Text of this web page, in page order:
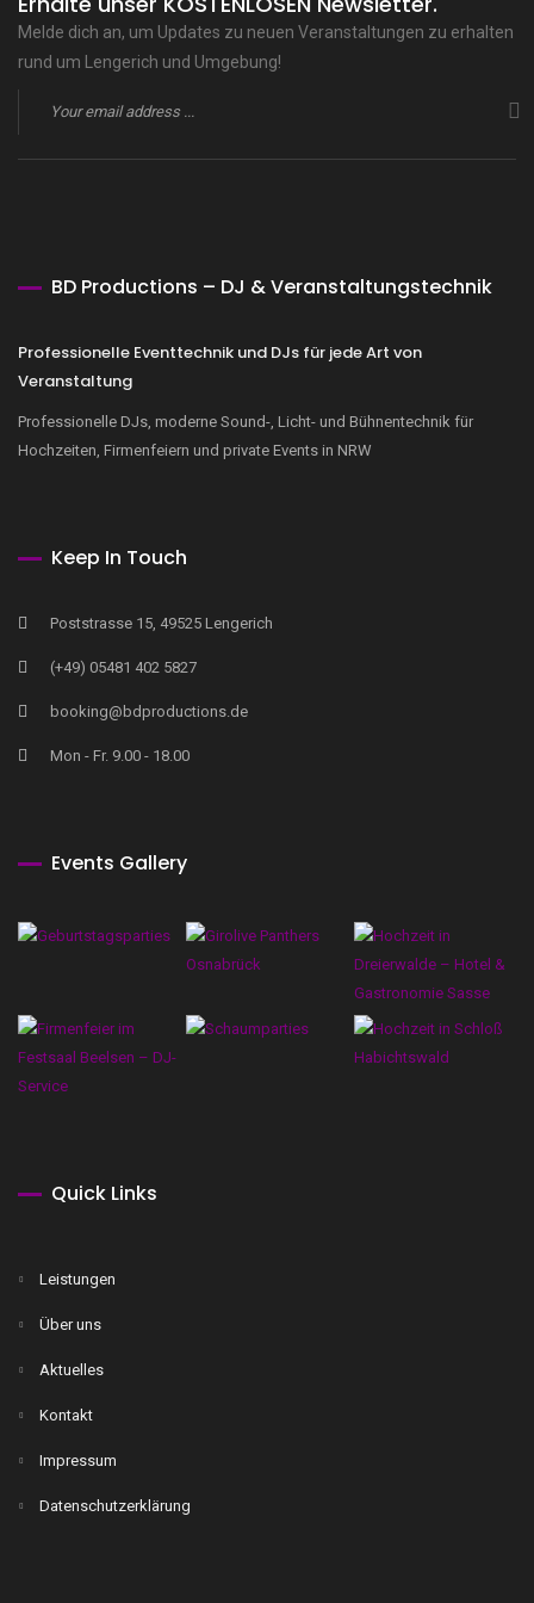
Melde dich an, um Updates zu neuen Veranstaltungen zu erhalten
rund um Lengerich und Umgebung!
BD Productions – DJ & Veranstaltungstechnik
Professionelle Eventtechnik und DJs für jede Art von
Veranstaltung
Professionelle DJs, moderne Sound-, Licht- und Bühnentechnik für
Hochzeiten, Firmenfeiern und private Events in NRW
Keep In Touch
Poststrasse 15, 49525 Lengerich
(+49) 05481 402 5827
booking@bdproductions.de
Mon - Fr. 9.00 - 18.00
Events Gallery
Quick Links
Leistungen
Über uns
Aktuelles
Kontakt
Impressum
Datenschutzerklärung